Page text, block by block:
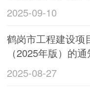
2025-09-10
鹤岗市工程建设项
（2025年版）的通
2025-08-27